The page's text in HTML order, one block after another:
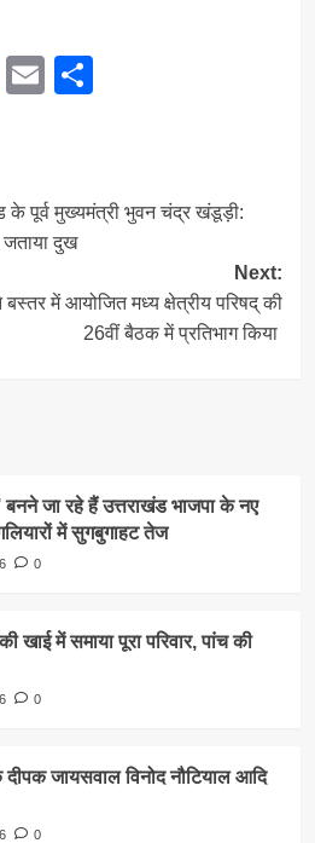
EmailShare
के पूर्व मुख्यमंत्री भुवन चंद्र खंडूड़ी:
जताया दुख
Next:
में आयोजित मध्य क्षेत्रीय परिषद् की
26वीं बैठक में प्रतिभाग किया
बनने जा रहे हैं उत्तराखंड भाजपा के नए
में सुगबुगाहट तेज
0
खाई में समाया पूरा परिवार, पांच की
0
जायसवाल विनोद नौटियाल आदि
0